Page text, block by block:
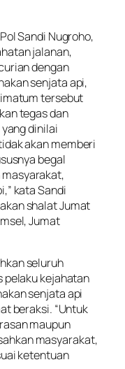
Sandi Nugroho,
jalanan,
dengan
senjata api,
tersebut
tegas dan
dinilai
akan memberi
begal
kata Sandi
shalat Jumat
Jumat
seluruh
pelaku kejahatan
senjata api
beraksi. “Untuk
maupun
masyarakat,
ketentuan